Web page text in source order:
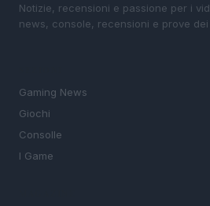
Notizie, recensioni e passione per i
news, console, recensioni e prove dei
Gaming News
Giochi
Consolle
I Game